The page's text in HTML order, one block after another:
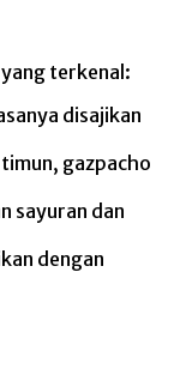
terkenal:
disajikan
gazpacho
sayuran dan
dengan